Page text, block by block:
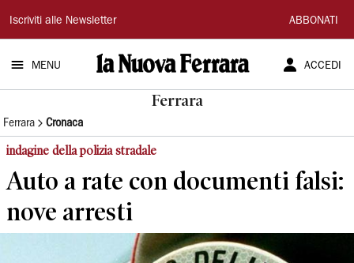
La
Nuova
Ferrara
Iscriviti alle Newsletter ABBONATI
MENU ACCEDI
Ferrara
Ferrara Cronaca
indagine della polizia stradale
Auto a rate con documenti falsi:
nove arresti